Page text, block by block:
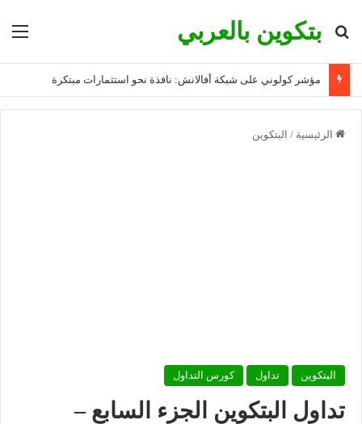
بتكوين بالعربي
بحث عن
مؤشر كولوني على شبكة أفالانش: نافذة نحو استثمارات مبتكرة
الرئيسية / البتكوين
البتكوين تداول كورس التداول
تداول البتكوين الجزء السابع –